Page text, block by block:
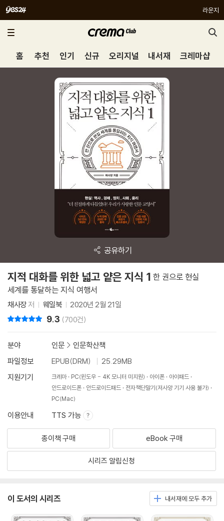
라운지
홈 추천 인기 신규 오리지널 내서재 크레마샵
공유하기
지적 대화를 위한 넓고 얕은 지식 1 한 권으로 현실
세계를 통달하는 지식 여행서
채사장저 웨일북 2020년 2월 21일
9.3 (700건)
분야 인문 > 인문학산책
파일정보
EPUB(DRM)
25.29MB
지원기기
크레마 PC(윈도우 - 4K 모니터 미지원) 아이폰
아이패드
안드로이드폰
안드로이드패드
전자책단말기(저사양 기기 사용 불가)
PC(Mac)
이용안내 TTS 가능
종이책 구매 eBook 구매
시리즈 알림신청
이 도서의 시리즈 내서재에 모두 추가